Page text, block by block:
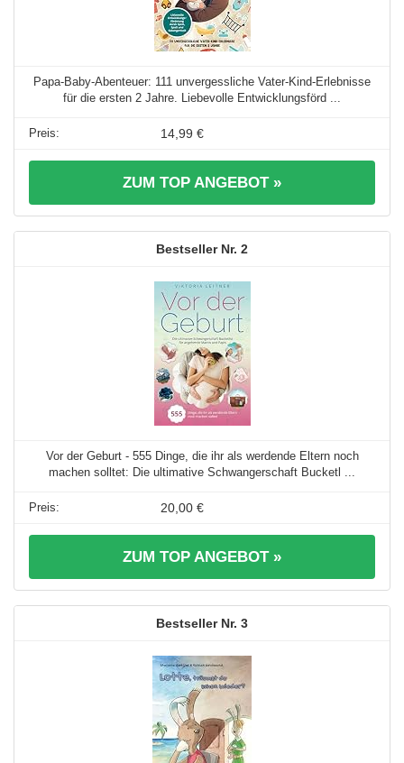
Papa-Baby-Abenteuer: 111 unvergessliche Vater-Kind-Erlebnisse
für die ersten 2 Jahre. Liebevolle Entwicklungsförd ...
14,99 €
ZUM TOP ANGEBOT »
2
Vor der Geburt - 555 Dinge, die ihr als werdende Eltern noch
machen solltet: Die ultimative Schwangerschaft Bucketl ...
20,00 €
ZUM TOP ANGEBOT »
3